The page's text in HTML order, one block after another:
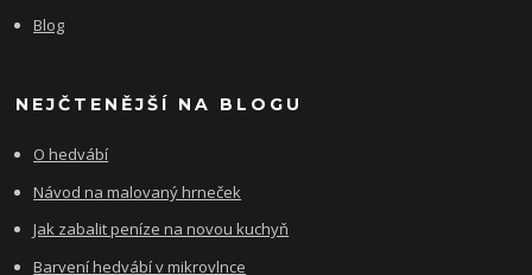
Blog
NEJČTENĚJŠÍ NA BLOGU
O hedvábí
Návod na malovaný hrneček
Jak zabalit peníze na novou kuchyň
Barvení hedvábí v mikrovlnce